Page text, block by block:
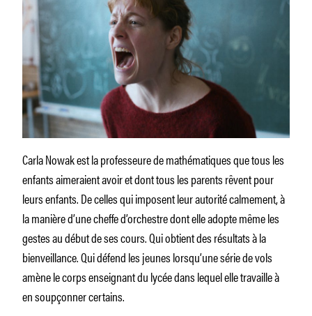
Carla Nowak est la professeure de mathématiques que tous les
enfants aimeraient avoir et dont tous les parents rêvent pour
leurs enfants. De celles qui imposent leur autorité calmement, à
la manière d’une cheffe d’orchestre dont elle adopte même les
gestes au début de ses cours. Qui obtient des résultats à la
bienveillance. Qui défend les jeunes lorsqu’une série de vols
amène le corps enseignant du lycée dans lequel elle travaille à
en soupçonner certains.